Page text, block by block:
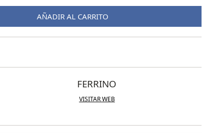
AÑADIR AL CARRITO
FERRINO
VISITAR WEB